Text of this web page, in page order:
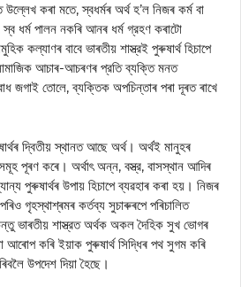
কৰা মতে, স্বধৰ্মৰ অৰ্থ হ’ল নিজৰ কর্ম বা
স্ব ধর্ম পালন নকৰি আনৰ ধর্ম গ্রহণ কৰাটো
কল্যাণৰ বাবে ভাৰতীয় শাস্ত্রই পুৰুষাৰ্থ হিচাপে
আচাৰ-আচৰণৰ প্রতি ব্যক্তি মনত
জগাই তোলে, ব্যক্তিক অপচিন্তাৰ পৰা দূৰত ৰাখে
দ্বিতীয় স্থানত আছে অর্থ। অর্থই মানুহৰ
পূৰণ কৰে। অর্থাৎ অন্ন, বস্ত্র, বাসস্থান আদিৰ
পুৰুষাৰ্থৰ উপায় হিচাপে ব্যৱহাৰ কৰা হয়। নিজৰ
গৃহস্থাশ্ৰমৰ কৰ্তব্য সুচাৰুৰপে পৰিচালিত
ভাৰতীয় শাস্ত্রত অর্থক অকল দৈহিক সুখ ভোগৰ
আৰোপ কৰি ইয়াক পুৰুষার্থ সিদ্ধিৰ পথ সুগম কৰি
উপদেশ দিয়া হৈছে।